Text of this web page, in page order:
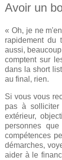
Avoir un
« Oh, je ne
rapidement du
aussi,
comptent sur
dans la short
au final, rien.
Si vous vous
pas à
extérieur,
personnes
compétences
démarches,
aider à le